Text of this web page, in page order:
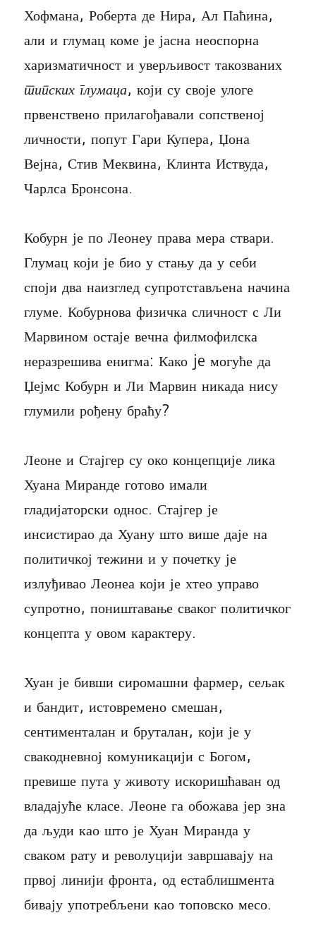
Хофмана, Роберта де Нира, Ал Паћина,
али и глумац коме је јасна неоспорна
харизматичност и уверљивост такозваних
типских глумаца, који су своје улоге
првенствено прилагођавали сопственој
личности, попут Гари Купера, Џона
Вејна, Стив Меквина, Клинта Иствуда,
Чарлса Бронсона.
Кобурн је по Леонеу права мера ствари.
Глумац који је био у стању да у себи
споји два наизглед супротстављена начина
глуме. Кобурнова физичка сличност с Ли
Марвином остаје вечна филмофилска
неразрешива енигма: Како je могуће да
Џејмс Кобурн и Ли Марвин никада нису
глумили рођену браћу?
Леоне и Стајгер су око концепције лика
Хуана Миранде готово имали
гладијаторски однос. Стајгер је
инсистирао да Хуану што више даје на
политичкој тежини и у почетку је
излуђивао Леонеа који је хтео управо
супротно, поништавање сваког политичког
концепта у овом карактеру.
Хуан је бивши сиромашни фармер, сељак
и бандит, истовремено смешан,
сентименталан и бруталан, који је у
свакодневној комуникацији с Богом,
превише пута у животу искоришћаван од
владајуће класе. Леоне га обожава јер зна
да људи као што је Хуан Миранда у
сваком рату и револуцији завршавају на
првој линији фронта, од естаблишмента
бивају употребљени као топовско месо.